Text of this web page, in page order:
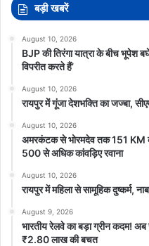
बड़ी खबरें
August 10, 2026
BJP की तिरंगा यात्रा के बीच भूपेश
विपरीत करते हैं’
August 10, 2026
रायपुर में गूंजा देशभक्ति का जज्बा,
August 10, 2026
अमरकंटक से भोरमदेव तक 151 KM
500 से अधिक कांवड़िए रवाना
August 10, 2026
रायपुर में महिला से सामूहिक दुष्कर्म,
August 9, 2026
भारतीय रेलवे का बड़ा ग्रीन कदम!
₹2.80 लाख की बचत